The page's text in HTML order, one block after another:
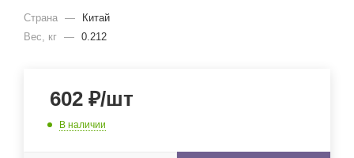
Страна —
Китай
Вес, кг — 0.212
602 ₽/шт
В наличии